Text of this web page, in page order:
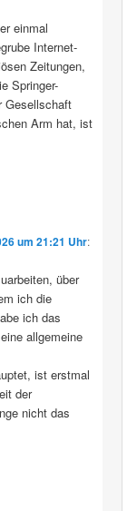
einmal
Internet-
Zeitungen,
Springer-
Gesellschaft
Arm hat, ist
um 21:21 Uhr:
über
ich die
ich das
allgemeine
ist erstmal
der
nicht das